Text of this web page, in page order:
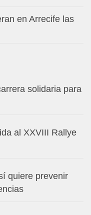
en Arrecife las
solidaria para
al XXVIII Rallye
quiere prevenir